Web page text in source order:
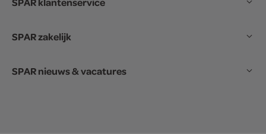
SPAR zakelijk
SPAR nieuws & vacatures